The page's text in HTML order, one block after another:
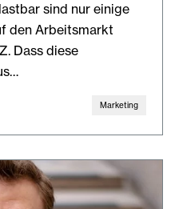
sind nur einige
den Arbeitsmarkt
Dass diese
Marketing